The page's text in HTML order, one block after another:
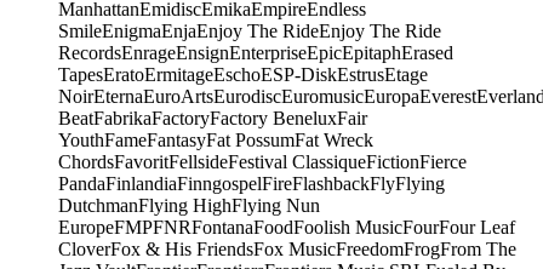
ManhattanEmidiscEmikaEmpireEndless
SmileEnigmaEnjaEnjoy The RideEnjoy The Ride
RecordsEnrageEnsignEnterpriseEpicEpitaphErased
TapesEratoErmitageEschoESP-DiskEstrusEtage
NoirEternaEuroArtsEurodiscEuromusicEuropaEverest
BeatFabrikaFactoryFactory BeneluxFair
YouthFameFantasyFat PossumFat Wreck
ChordsFavoritFellsideFestival ClassiqueFictionFierce
PandaFinlandiaFinngospelFireFlashbackFlyFlying
DutchmanFlying HighFlying Nun
EuropeFMPFNRFontanaFoodFoolish MusicFourFour Leaf
CloverFox & His FriendsFox MusicFreedomFrogFrom The